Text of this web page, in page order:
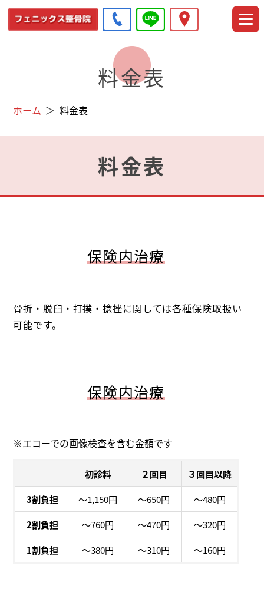
料金表
ホーム 料金表
料金表
保険内治療
骨折・脱臼・打撲・捻挫に関しては各種保険取扱い
可能です。
保険内治療
※エコーでの画像検査を含む金額です
初診料 ２回目
３回目以降
3割負担
～1,150円 ～650円
～480円
2割負担
～760円 ～470円
～320円
1割負担
～380円 ～310円 ～160円